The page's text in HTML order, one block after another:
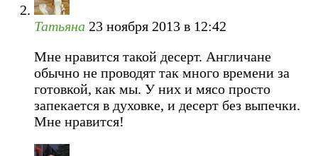
Татьяна 23 ноября 2013 в 12:42
Мне нравится такой десерт. Англичане
обычно не проводят так много времени за
готовкой, как мы. У них и мясо просто
запекается в духовке, и десерт без выпечки.
Мне нравится!